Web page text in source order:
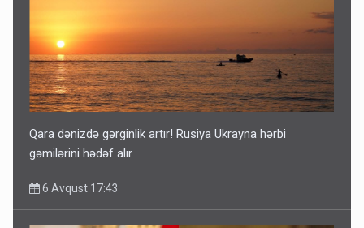
Qara dənizdə gərginlik artır! Rusiya Ukrayna hərbi
gəmilərini hədəf alır
6 Avqust 17:43